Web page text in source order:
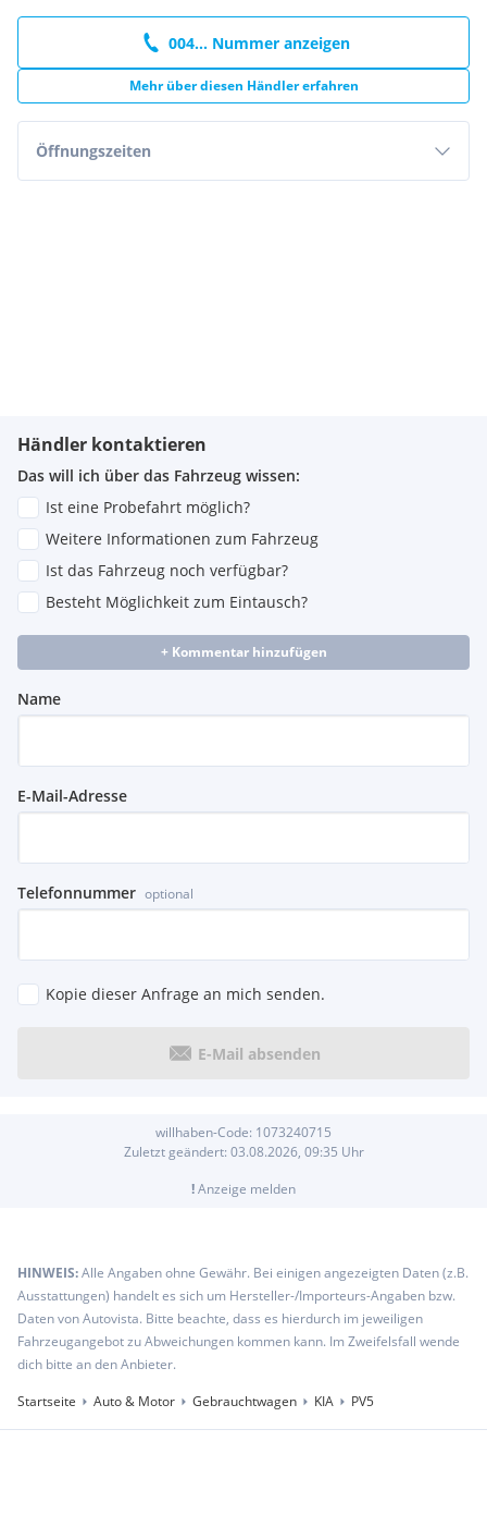
004... Nummer anzeigen
Mehr über diesen Händler erfahren
Öffnungszeiten
Händler kontaktieren
Das will ich über das Fahrzeug wissen:
Ist eine Probefahrt möglich?
Weitere Informationen zum Fahrzeug
Ist das Fahrzeug noch verfügbar?
Besteht Möglichkeit zum Eintausch?
+ Kommentar hinzufügen
Name
E-Mail-Adresse
Telefonnummer optional
Kopie dieser Anfrage an mich senden.
E-Mail absenden
willhaben-Code: 1073240715
Zuletzt geändert: 03.08.2026, 09:35 Uhr
!Anzeige melden
HINWEIS:Alle Angaben ohne Gewähr. Bei einigen angezeigten Daten (z.B.
Ausstattungen) handelt es sich um Hersteller-/Importeurs-Angaben bzw.
Daten von Autovista. Bitte beachte, dass es hierdurch im jeweiligen
Fahrzeugangebot zu Abweichungen kommen kann. Im Zweifelsfall wende
dich bitte an den Anbieter.
Startseite
Auto & Motor Gebrauchtwagen KIA PV5